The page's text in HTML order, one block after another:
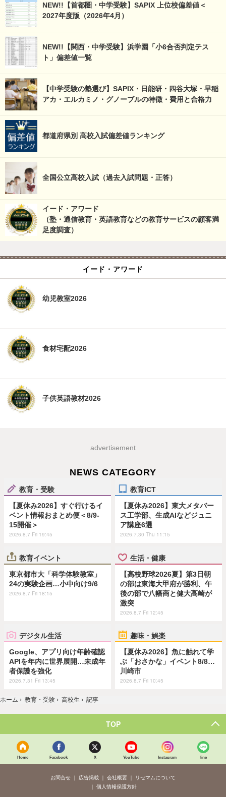
NEW!!【首都圏・中学受験】SAPIX 上位校偏差値＜
2027年度版（2026年4月）
NEW!!【関西・中学受験】浜学園「小6合否判定テス
ト」偏差値一覧
【中学受験の塾選び】SAPIX・日能研・四谷大塚・早稲
アカ・エルカミノ・グノーブルの特徴・費用と合格力
都道府県別 高校入試偏差値ランキング
全国公立高校入試（過去入試問題・正答）
イード・アワード
（塾・通信教育・英語教育などの教育サービスの顧客満
足度調査）
イード・アワード
幼児教室2026
食材宅配2026
子供英語教材2026
advertisement
NEWS CATEGORY
教育・受験
【夏休み2026】すぐ行けるイ
ベント情報おまとめ便＜8/9-
15開催＞
2026.8.7 Fri 19:45
教育ICT
【夏休み2026】東大メタバー
ス工学部、生成AIなどジュニ
ア講座6選
2026.7.30 Thu 11:15
教育イベント
東京都市大「科学体験教室」
24の実験企画…小中向け9/6
2026.8.7 Fri 18:15
生活・健康
【高校野球2026夏】第3日朝
の部は東海大甲府が勝利、午
後の部で八幡商と健大高崎が
激突
2026.8.7 Fri 12:45
デジタル生活
Google、アプリ向け年齢確認
APIを年内に世界展開…未成年
者保護を強化
2026.7.31 Fri 13:45
趣味・娯楽
【夏休み2026】魚に触れて学
ぶ「おさかな」イベント8/8…
川崎市
2026.8.7 Fri 10:45
ホーム › 教育・受験 › 高校生 › 記事
TOP
Home Facebook X YouTube Instagram line
お問合せ 広告掲載 会社概要
リセマムについて
個人情報保護方針